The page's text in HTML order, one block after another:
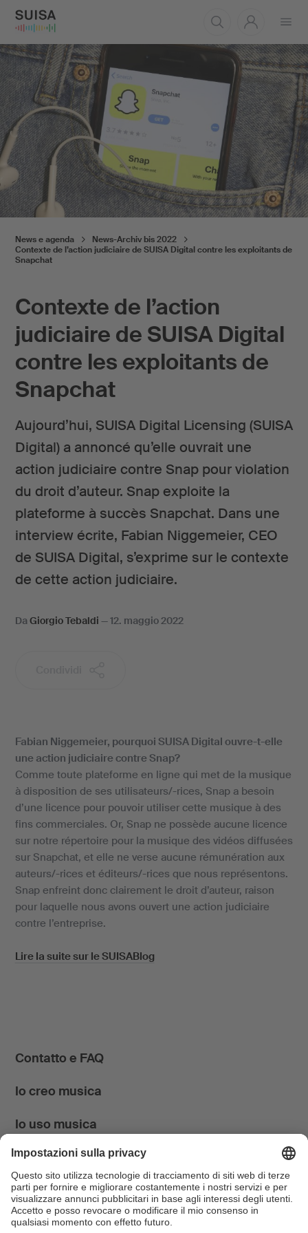
Contexte de l’action
judiciaire de SUISA Digital
contre les exploitants de
Snapchat
Aujourd’hui, SUISA Digital Licensing (SUISA
Digital) a annoncé qu’elle ouvrait une
action judiciaire contre Snap pour violation
du droit d’auteur. Snap exploite la
plateforme à succès Snapchat. Dans une
interview écrite, Fabian Niggemeier, CEO
de SUISA Digital, s’exprime sur le contexte
de cette action judiciaire.
News e agenda
News-Archiv bis 2022
Contexte de l’action judiciaire de SUISA Digital contre les exploitants de
Snapchat
DaGiorgio Tebaldi —12. maggio 2022
Fabian Niggemeier, pourquoi SUISA Digital ouvre-t-elle
une action judiciaire contre Snap?
Comme toute plateforme en ligne qui met de la musique
à disposition de ses utilisateurs/-rices, Snap a besoin
d’une licence pour pouvoir utiliser cette musique à des
fins commerciales. Or, Snap ne possède aucune licence
sur notre répertoire pour la musique des vidéos diffusées
sur Snapchat, et elle ne verse aucune rémunération aux
auteurs/-rices et éditeurs/-rices que nous représentons.
Snap enfreint donc clairement le droit d’auteur, raison
pour laquelle nous avons ouvert une action judiciaire
contre l’entreprise.
Lire la suite sur le SUISABlog
Contatto e FAQ
Io creo musica
Io uso musica
News & Agenda
FONDATION SUISA ↗